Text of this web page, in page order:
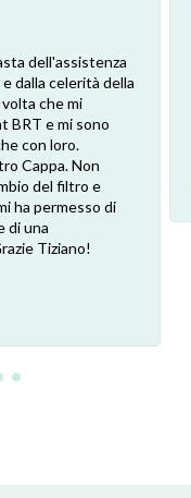
dell'assistenza
dalla celerità della
volta che mi
BRT e mi sono
con loro.
Cappa. Non
del filtro e
ha permesso di
di una
Tiziano!